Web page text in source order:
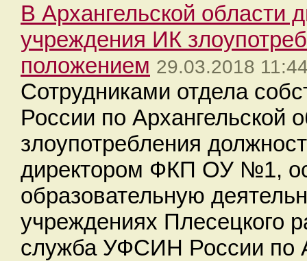
В Архангельской области
учреждения ИК
положением 29.03.2018
Сотрудниками отдела
России по Архангельской
злоупотребления
директором ФКП ОУ №1,
образовательную
учреждениях Плесецкого
служба УФСИН России по